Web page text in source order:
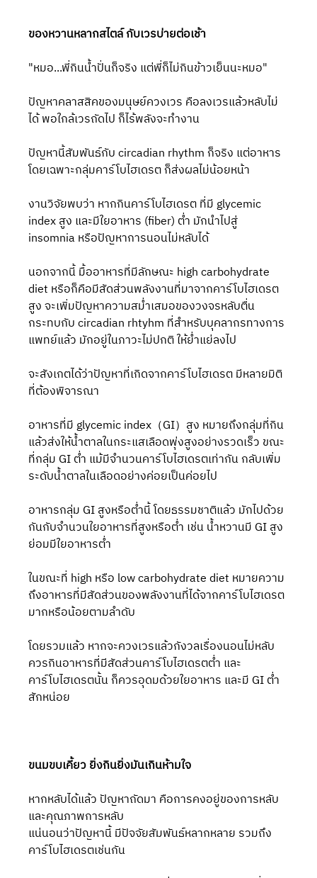
ของหวานหลากสไตล์ กับเวรบ่ายต่อเช้า
"หมอ...พี่กินน้ำปั่นก็จริง แต่พี่ก็ไม่กินข้าวเย็นนะหมอ"
ปัญหาคลาสสิคของมนุษย์ควงเวร คือลงเวรแล้วหลับไม่
ได้ พอใกล้เวรถัดไป ก็ไร้พลังจะทำงาน
ปัญหานี้สัมพันธ์กับ circadian rhythm ก็จริง แต่อาหาร
โดยเฉพาะกลุ่มคาร์โบไฮเดรต ก็ส่งผลไม่น้อยหน้า
งานวิจัยพบว่า หากกินคาร์โบไฮเดรต ที่มี glycemic
index สูง และมีใยอาหาร (fiber) ต่ำ มักนำไปสู่
insomnia หรือปัญหาการนอนไม่หลับได้
นอกจากนี้ มื้ออาหารที่มีลักษณะ high carbohydrate
diet หรือก็คือมีสัดส่วนพลังงานที่มาจากคาร์โบไฮเดรต
สูง จะเพิ่มปัญหาความสม่ำเสมอของวงจรหลับตื่น
กระทบกับ circadian rhtyhm ที่สำหรับบุคลากรทางการ
แพทย์แล้ว มักอยู่ในภาวะไม่ปกติ ให้ย่ำแย่ลงไป
จะสังเกตได้ว่าปัญหาที่เกิดจากคาร์โบไฮเดรต มีหลายมิติ
ที่ต้องพิจารณา
อาหารที่มี glycemic index（GI）สูง หมายถึงกลุ่มที่กิน
แล้วส่งให้น้ำตาลในกระแสเลือดพุ่งสูงอย่างรวดเร็ว ขณะ
ที่กลุ่ม GI ต่ำ แม้มีจำนวนคาร์โบไฮเดรตเท่ากัน กลับเพิ่ม
ระดับน้ำตาลในเลือดอย่างค่อยเป็นค่อยไป
อาหารกลุ่ม GI สูงหรือต่ำนี้ โดยธรรมชาติแล้ว มักไปด้วย
กันกับจำนวนใยอาหารที่สูงหรือต่ำ เช่น น้ำหวานมี GI สูง
ย่อมมีใยอาหารต่ำ
ในขณะที่ high หรือ low carbohydrate diet หมายความ
ถึงอาหารที่มีสัดส่วนของพลังงานที่ได้จากคาร์โบไฮเดรต
มากหรือน้อยตามลำดับ
โดยรวมแล้ว หากจะควงเวรแล้วกังวลเรื่องนอนไม่หลับ
ควรกินอาหารที่มีสัดส่วนคาร์โบไฮเดรตต่ำ และ
คาร์โบไฮเดรตนั้น ก็ควรอุดมด้วยใยอาหาร และมี GI ต่ำ
สักหน่อย
ขนมขบเคี้ยว ยิ่งกินยิ่งมันเกินห้ามใจ
หากหลับได้แล้ว ปัญหาถัดมา คือการคงอยู่ของการหลับ
และคุณภาพการหลับ
แน่นอนว่าปัญหานี้ มีปัจจัยสัมพันธ์หลากหลาย รวมถึง
คาร์โบไฮเดรตเช่นกัน